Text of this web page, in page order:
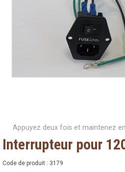
Appuyez deux fois et maintenez
Interrupteur pour
Code de produit : 3179